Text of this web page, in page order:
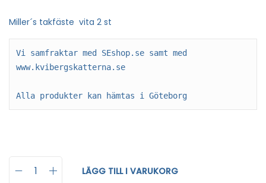
Miller´s takfäste vita 2 st
Vi samfraktar med SEshop.se samt med
www.kvibergskatterna.se
Alla produkter kan hämtas i Göteborg
LÄGG TILL I VARUKORG